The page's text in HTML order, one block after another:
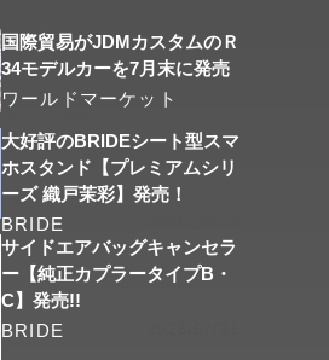
国際貿易がJDMカスタムのＲ
34モデルカーを7月末に発売
ワールドマーケット
大好評のBRIDEシート型スマ
ホスタンド【プレミアムシリ
ーズ 織戸茉彩】発売！
BRIDE
サイドエアバッグキャンセラ
ー【純正カプラータイプB・
C】発売!!
BRIDE